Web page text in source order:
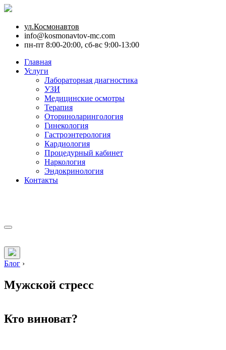
ул.Космонавтов
info@kosmonavtov-mc.com
пн-пт 8:00-20:00, сб-вс 9:00-13:00
Главная
Услуги
Лабораторная диагностика
УЗИ
Медицинские осмотры
Терапия
Оториноларингология
Гинекология
Гастроэнтерология
Кардиология
Процедурный кабинет
Наркология
Эндокринология
Контакты
Блог ›
Мужской стресс
Кто виноват?